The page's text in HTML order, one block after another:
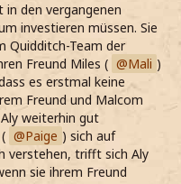
in den vergangenen
investieren müssen. Sie
Quidditch-Team der
Freund Miles (
Mali )
es erstmal keine
Freund und Malcom
weiterhin gut
Paige ) sich auf
verstehen, trifft sich Aly
sie ihrem Freund